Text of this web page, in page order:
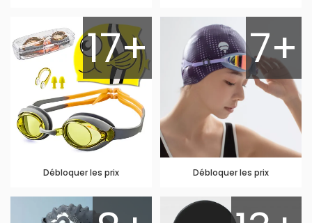
17+
Débloquer les prix
7+
Débloquer les prix